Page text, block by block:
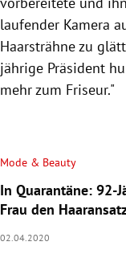
laufender Kamera
Haarsträhne zu
jährige Präsident
mehr zum Friseur."
Mode & Beauty
In Quarantäne: 92-
Frau den
02.04.2020